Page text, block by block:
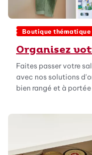
Boutique thématique
Organisez
Faites passer votre
avec nos solutions
bien rangé et à